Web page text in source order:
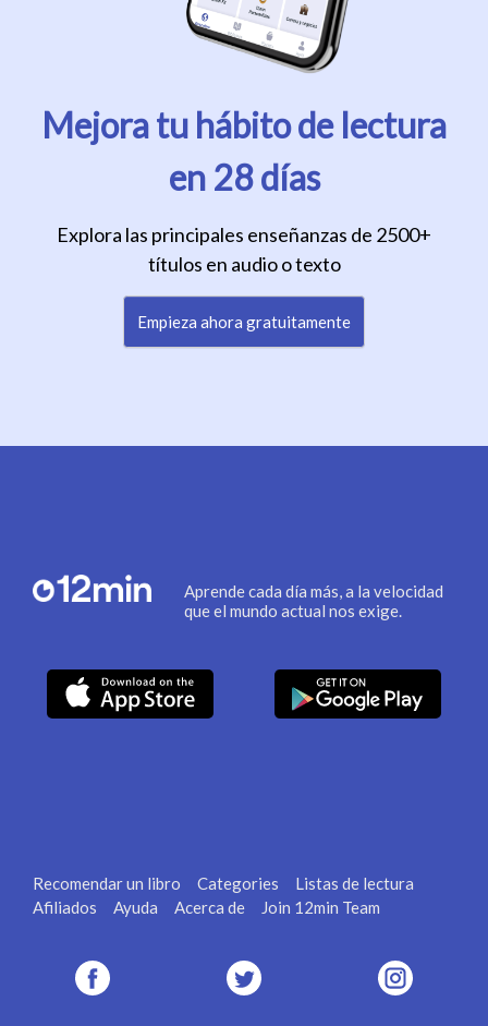
Mejora tu hábito de lectura
en 28 días
Explora las principales enseñanzas de 2500+
títulos en audio o texto
Empieza ahora gratuitamente
Aprende cada día más, a la velocidad
que el mundo actual nos exige.
Recomendar un libro Categories
Listas de lectura
Afiliados
Ayuda Acerca de Join 12min Team